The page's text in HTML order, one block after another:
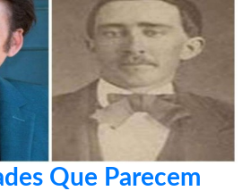
Que Parecem